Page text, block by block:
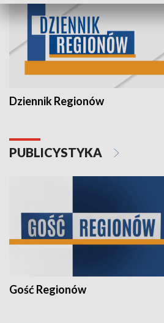
Dziennik Regionów
PUBLICYSTYKA
Gość Regionów